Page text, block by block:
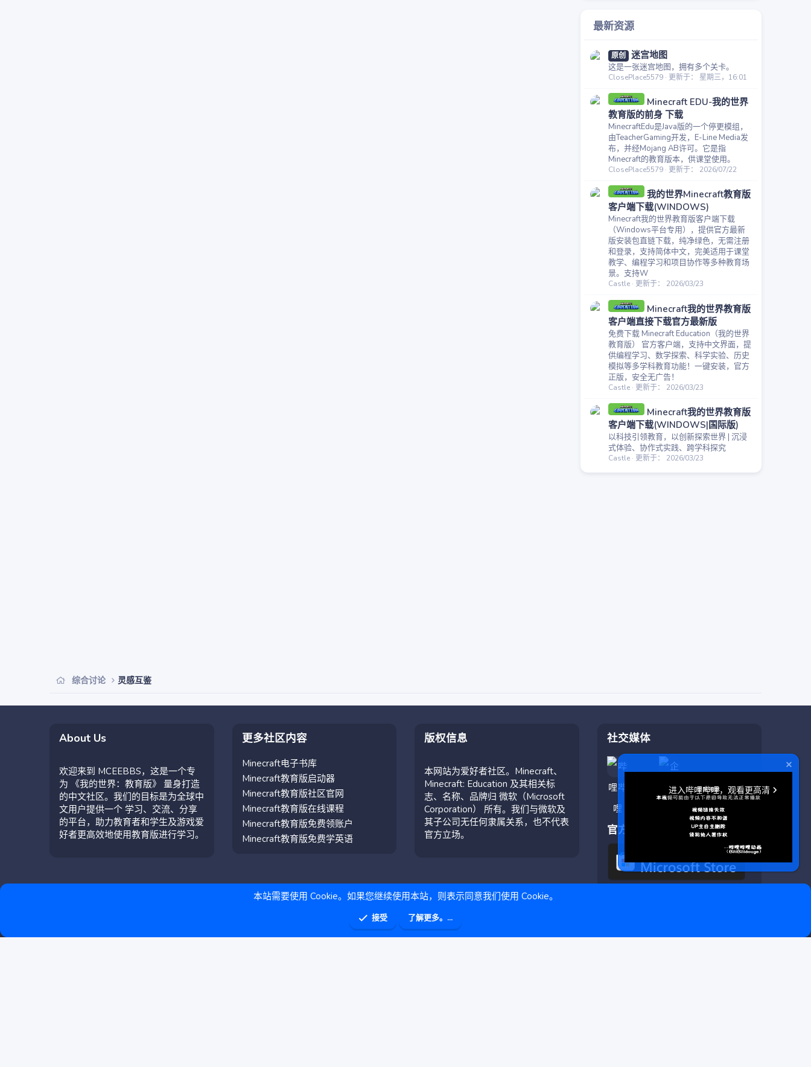
最新资源
原创 迷宫地图
这是一张迷宫地图，拥有多个关卡。
ClosePlace5579 更新于： 星期三，16:01
Minecraft EDU-我的世界
教育版的前身 下载
MinecraftEdu是Java版的一个停更模组，
由TeacherGaming开发，E-Line Media发
布，并经Mojang AB许可。它是指
Minecraft的教育版本，供课堂使用。
ClosePlace5579 更新于： 2026/07/22
我的世界Minecraft教育版
客户端下载(WINDOWS)
Minecraft我的世界教育版客户端下载
（Windows平台专用），提供官方最新
版安装包直链下载，纯净绿色，无需注册
和登录，支持简体中文，完美适用于课堂
教学、编程学习和项目协作等多种教育场
景。支持W
Castle 更新于： 2026/03/23
Minecraft我的世界教育版
客户端直接下载官方最新版
免费下载 Minecraft Education（我的世界
教育版） 官方客户端，支持中文界面，提
供编程学习、数学探索、科学实验、历史
模拟等多学科教育功能！一键安装，官方
正版，安全无广告！
Castle 更新于： 2026/03/23
Minecraft我的世界教育版
客户端下载(WINDOWS|国际版)
以科技引领教育，以创新探索世界 | 沉浸
式体验、协作式实践、跨学科探究
Castle 更新于： 2026/03/23
综合讨论 灵感互鉴
About Us
欢迎来到 MCEEBBS，这是一个专
为 《我的世界：教育版》 量身打造
的中文社区。我们的目标是为全球中
文用户提供一个 学习、交流、分享
的平台，助力教育者和学生及游戏爱
好者更高效地使用教育版进行学习。
更多社区内容
Minecraft电子书库
Minecraft教育版启动器
Minecraft教育版社区官网
Minecraft教育版在线课程
Minecraft教育版免费领账户
Minecraft教育版免费学英语
版权信息
本网站为爱好者社区。Minecraft、
Minecraft: Education 及其相关标
志、名称、品牌归 微软（Microsoft
Corporation） 所有。我们与微软及
其子公司无任何隶属关系，也不代表
官方立场。
社交媒体
官方应用
S
本站需要使用 Cookie。如果您继续使用本站，则表示同意我们使用 Cookie。
接受 了解更多。...